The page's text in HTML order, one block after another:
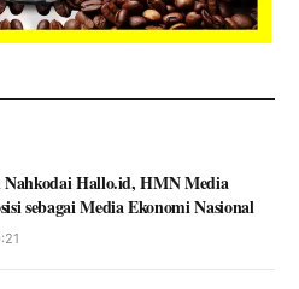
Nahkodai Hallo.id, HMN Media
sebagai Media Ekonomi Nasional